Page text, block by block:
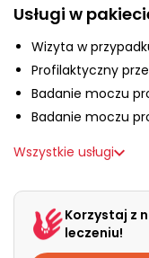
+48 790 277 277
O nas
Usługi w
Wizyta w
Profilaktyczny
Badanie moczu
Badanie moczu
Wszystkie usługi
Korzystaj z
leczeniu!